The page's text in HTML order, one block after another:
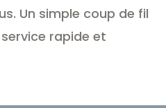
Un simple coup de fil
rapide et